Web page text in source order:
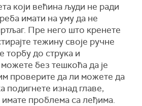
који већина људи не ради
имати на уму да не
Пре него што кренете
тежину своје ручне
торбу до струка и
без тешкоћа да је
проверите да ли можете да
подигнете изнад главе,
проблема са леђима.